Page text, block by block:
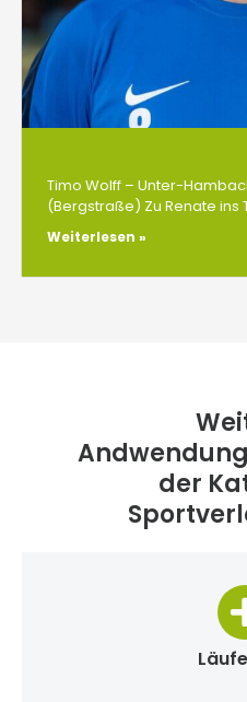
Timo Wolff – Unter-
(Bergstraße) Zu Renate ins
Weiterlesen »
der